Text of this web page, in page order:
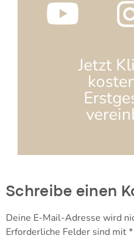
Jetzt
Schreibe einen
Deine E-Mail-Adresse wird
Erforderliche Felder sind mit*